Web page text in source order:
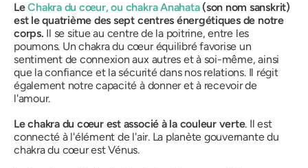
LeChakra du cœur, ou chakra Anahata(son nom sanskrit)
est le quatrième des sept centres énergétiques de notre
corps. Il se situe au centre de la poitrine, entre les
poumons. Un chakra du cœur équilibré favorise un
sentiment de connexion aux autres et à soi-même, ainsi
que la confiance et la sécurité dans nos relations. Il régit
également notre capacité à donner et à recevoir de
l'amour.
Le chakra du cœur est associé à la couleur verte. Il est
connecté à l'élément de l'air. La planète gouvernante du
chakra du cœur est Vénus.